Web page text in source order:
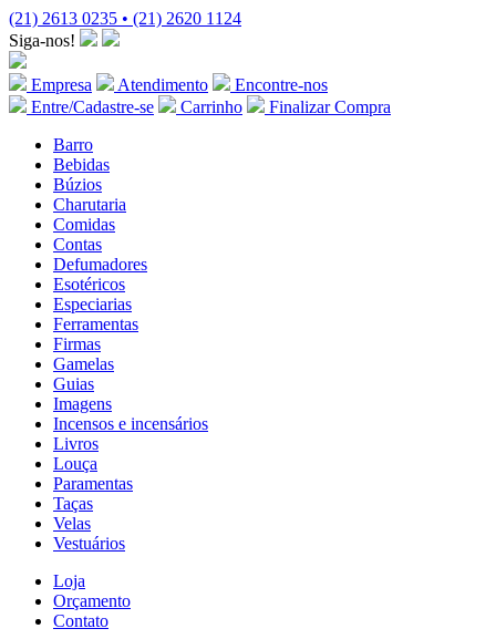
(21) 2613 0235 • (21) 2620 1124
Siga-nos!
Empresa Atendimento
Encontre-nos
Entre/Cadastre-se
Carrinho
Finalizar Compra
Barro
Bebidas
Búzios
Charutaria
Comidas
Contas
Defumadores
Esotéricos
Especiarias
Ferramentas
Firmas
Gamelas
Guias
Imagens
Incensos e incensários
Livros
Louça
Paramentas
Taças
Velas
Vestuários
Loja
Orçamento
Contato